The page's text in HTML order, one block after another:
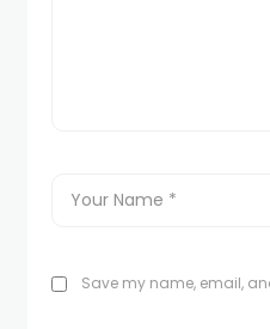
Save my name, email,